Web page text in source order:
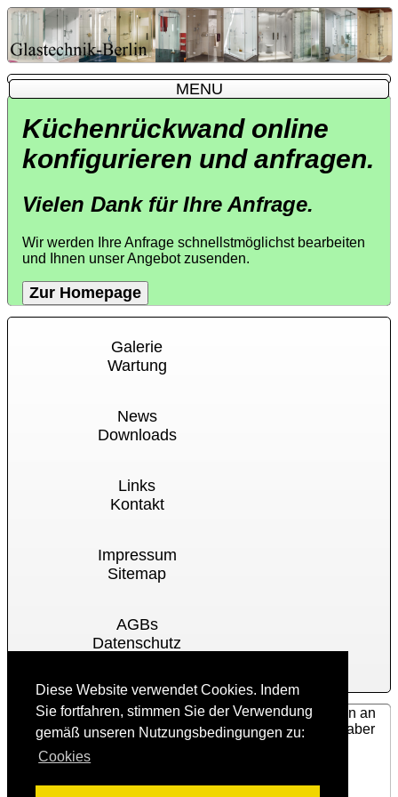
Diese Website verwendet Cookies. Indem
Sie fortfahren, stimmen Sie der Verwendung
gemäß unseren Nutzungsbedingungen zu:
Cookies
MENU
MENU
Küchenrückwand online
konfigurieren und anfragen.
Vielen Dank für Ihre Anfrage.
Wir werden Ihre Anfrage schnellstmöglichst bearbeiten
und Ihnen unser Angebot zusenden.
Zur Homepage
Galerie
Wartung
News
Downloads
Links
Kontakt
Impressum
Sitemap
AGBs
Datenschutz
Für Ihre Reparatur, Projektvorhaben und Nachrichten an
uns können Sie unserKontaktformularnutzen oder aber
info@glastechnik-berlin.de
Glastechnik-Berlin, Dove Str.7, 10587 Berlin